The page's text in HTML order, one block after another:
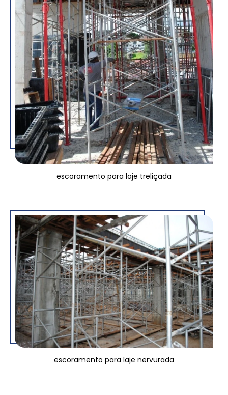
escoramento para laje treliçada
escoramento para laje nervurada